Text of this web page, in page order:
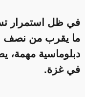
في ظل استمرار
ما يقرب من نصف
دبلوماسية مهمة،
في غزة.